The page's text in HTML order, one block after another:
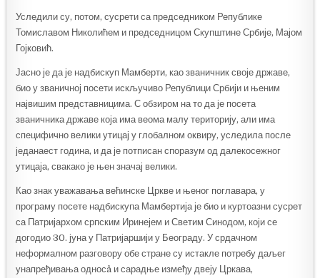
Уследили су, потом, сусрети са председником Републике
Томиславом Николићем и председницом Скупштине Србије, Мајом
Гојковић.
Јасно је да је надбискуп Мамберти, као званичник своје државе,
био у званичној посети искључиво Републици Србији и њеним
највишим представницима. С обзиром на то да је посета
званичника државе која има веома малу територију, али има
специфично велики утицај у глобалном оквиру, уследила после
једанаест година, и да је потписан споразум од далекосежног
утицаја, свакако је њен значај велики.
Као знак уважавања већинске Цркве и њеног поглавара, у
програму посете надбискупа Мамбертија је био и куртоазни сусрет
са Патријархом српским Иринејем и Светим Синодом, који се
догодио 30. јуна у Патријаршији у Београду. У срдачном
неформалном разговору обе стране су истакле потребу даљег
унапређивања односâ и сарадње између двеју Цркава,